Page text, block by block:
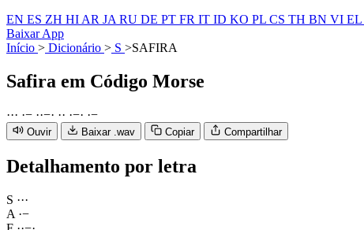
EN ES ZH HI AR JA RU DE PT FR IT ID KO PL CS TH BN VI EL
Baixar App
Início > Dicionário > S >SAFIRA
Safira em Código Morse
··· ·− ··−· ·· ·−· ·−
Ouvir Baixar .wav Copiar Compartilhar
Detalhamento por letra
S ···
A ·−